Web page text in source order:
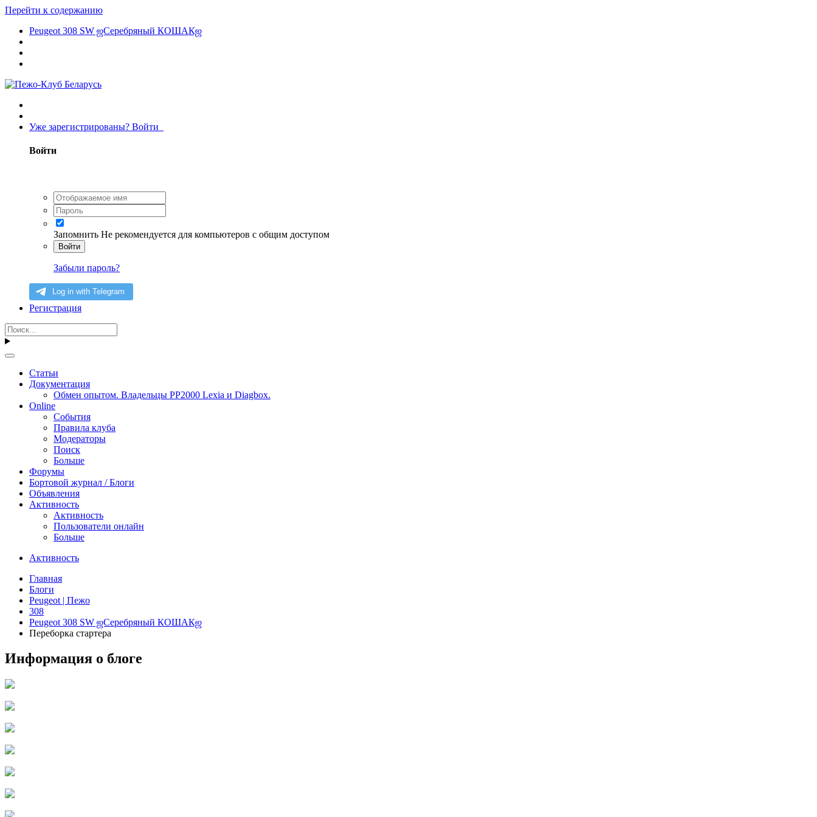
Перейти к содержанию
Peugeot 308 SW ஜСеребряный КОШАКஜ
Уже зарегистрированы? Войти
Войти
Запомнить Не рекомендуется для компьютеров с общим доступом
Войти
Забыли пароль?
Регистрация
Статьи
Документация
Обмен опытом. Владельцы PP2000 Lexia и Diagbox.
Online
События
Правила клуба
Модераторы
Поиск
Больше
Форумы
Бортовой журнал / Блоги
Объявления
Активность
Активность
Пользователи онлайн
Больше
Активность
Главная
Блоги
Peugeot | Пежо
308
Peugeot 308 SW ஜСеребряный КОШАКஜ
Переборка стартера
Информация о блоге